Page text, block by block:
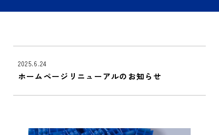
2025.6.24
ホームページリニューアルのお知らせ